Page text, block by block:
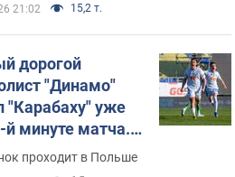
21:02 15,2 т.
дорогой
"Динамо"
"Карабаху" уже
й минуте матча.
проходит в Польше